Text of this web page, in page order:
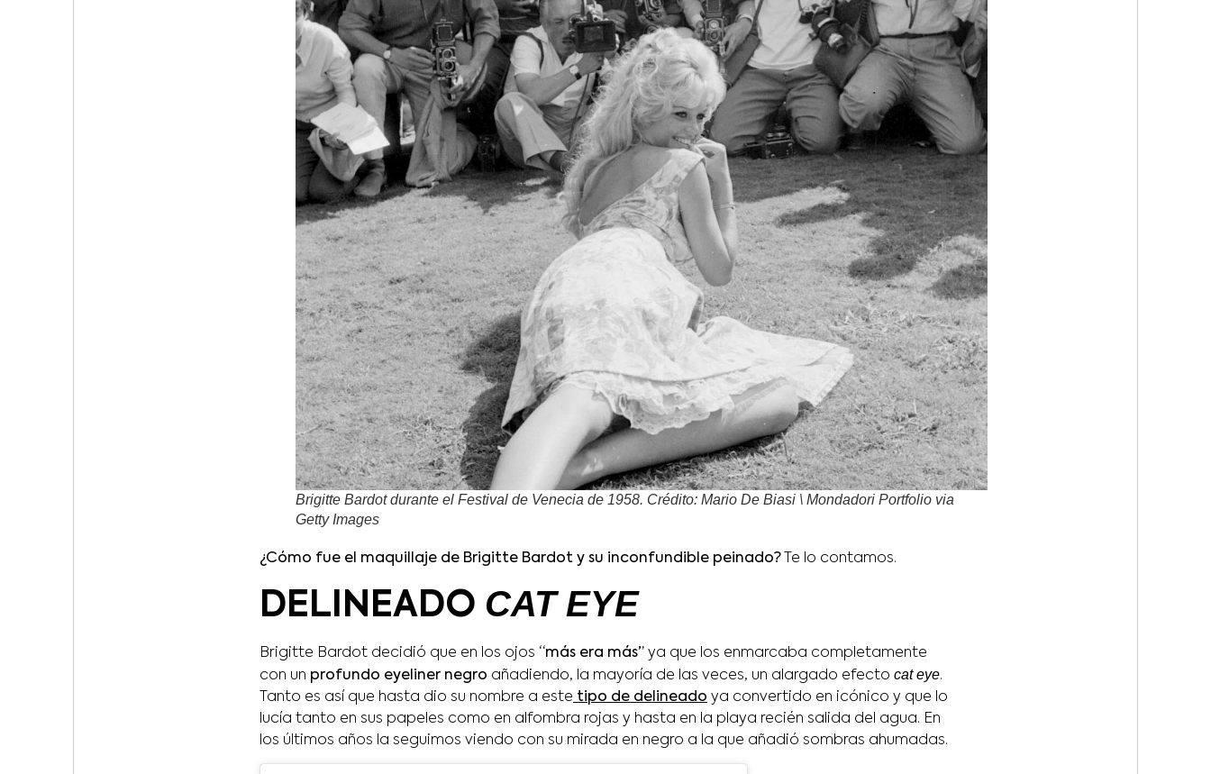
Brigitte Bardot durante el Festival de Venecia de 1958. Crédito: Mario De Biasi \ Mondadori Portfolio via
Getty Images
¿Cómo fue el maquillaje de Brigitte Bardot y su inconfundible peinado? Te lo contamos.
DELINEADO CAT EYE
Brigitte Bardot decidió que en los ojos “más era más” ya que los enmarcaba completamente
con un profundo eyeliner negro añadiendo, la mayoría de las veces, un alargado efecto cat eye.
Tanto es así que hasta dio su nombre a este tipo de delineado ya convertido en icónico y que lo
lucía tanto en sus papeles como en alfombra rojas y hasta en la playa recién salida del agua. En
los últimos años la seguimos viendo con su mirada en negro a la que añadió sombras ahumadas.